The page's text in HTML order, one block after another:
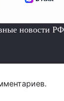
новости